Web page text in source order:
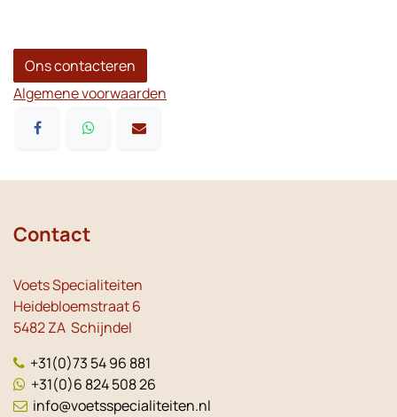
Ons contacteren
Algemene voorwaarden
Contact
Voets Specialiteiten
Heidebloemstraat 6
5482 ZA Schijndel
+31(0)73 54 96 881
+31(0)6 824 508 26
info@voetsspecialiteiten.nl